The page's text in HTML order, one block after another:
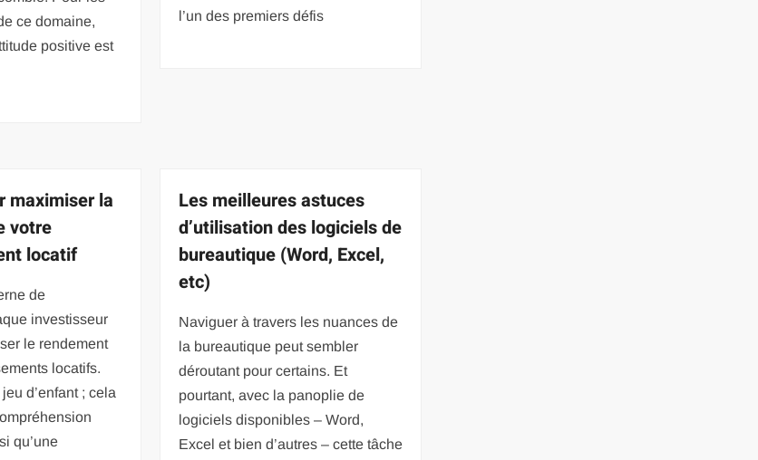
ce domaine,
positive est
l’un des premiers défis
maximiser la
votre
locatif
de
investisseur
le rendement
locatifs.
d’enfant ; cela
qu’une
Les meilleures astuces
d’utilisation des logiciels de
bureautique (Word, Excel,
etc)
Naviguer à travers les nuances de
la bureautique peut sembler
déroutant pour certains. Et
pourtant, avec la panoplie de
logiciels disponibles – Word,
Excel et bien d’autres – cette tâche